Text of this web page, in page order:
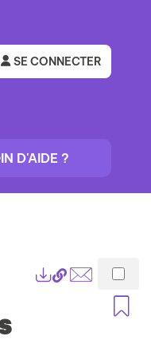
SE CONNECTER
D'AIDE ?
Lien
permanent
(Nouvelle
Envoyer